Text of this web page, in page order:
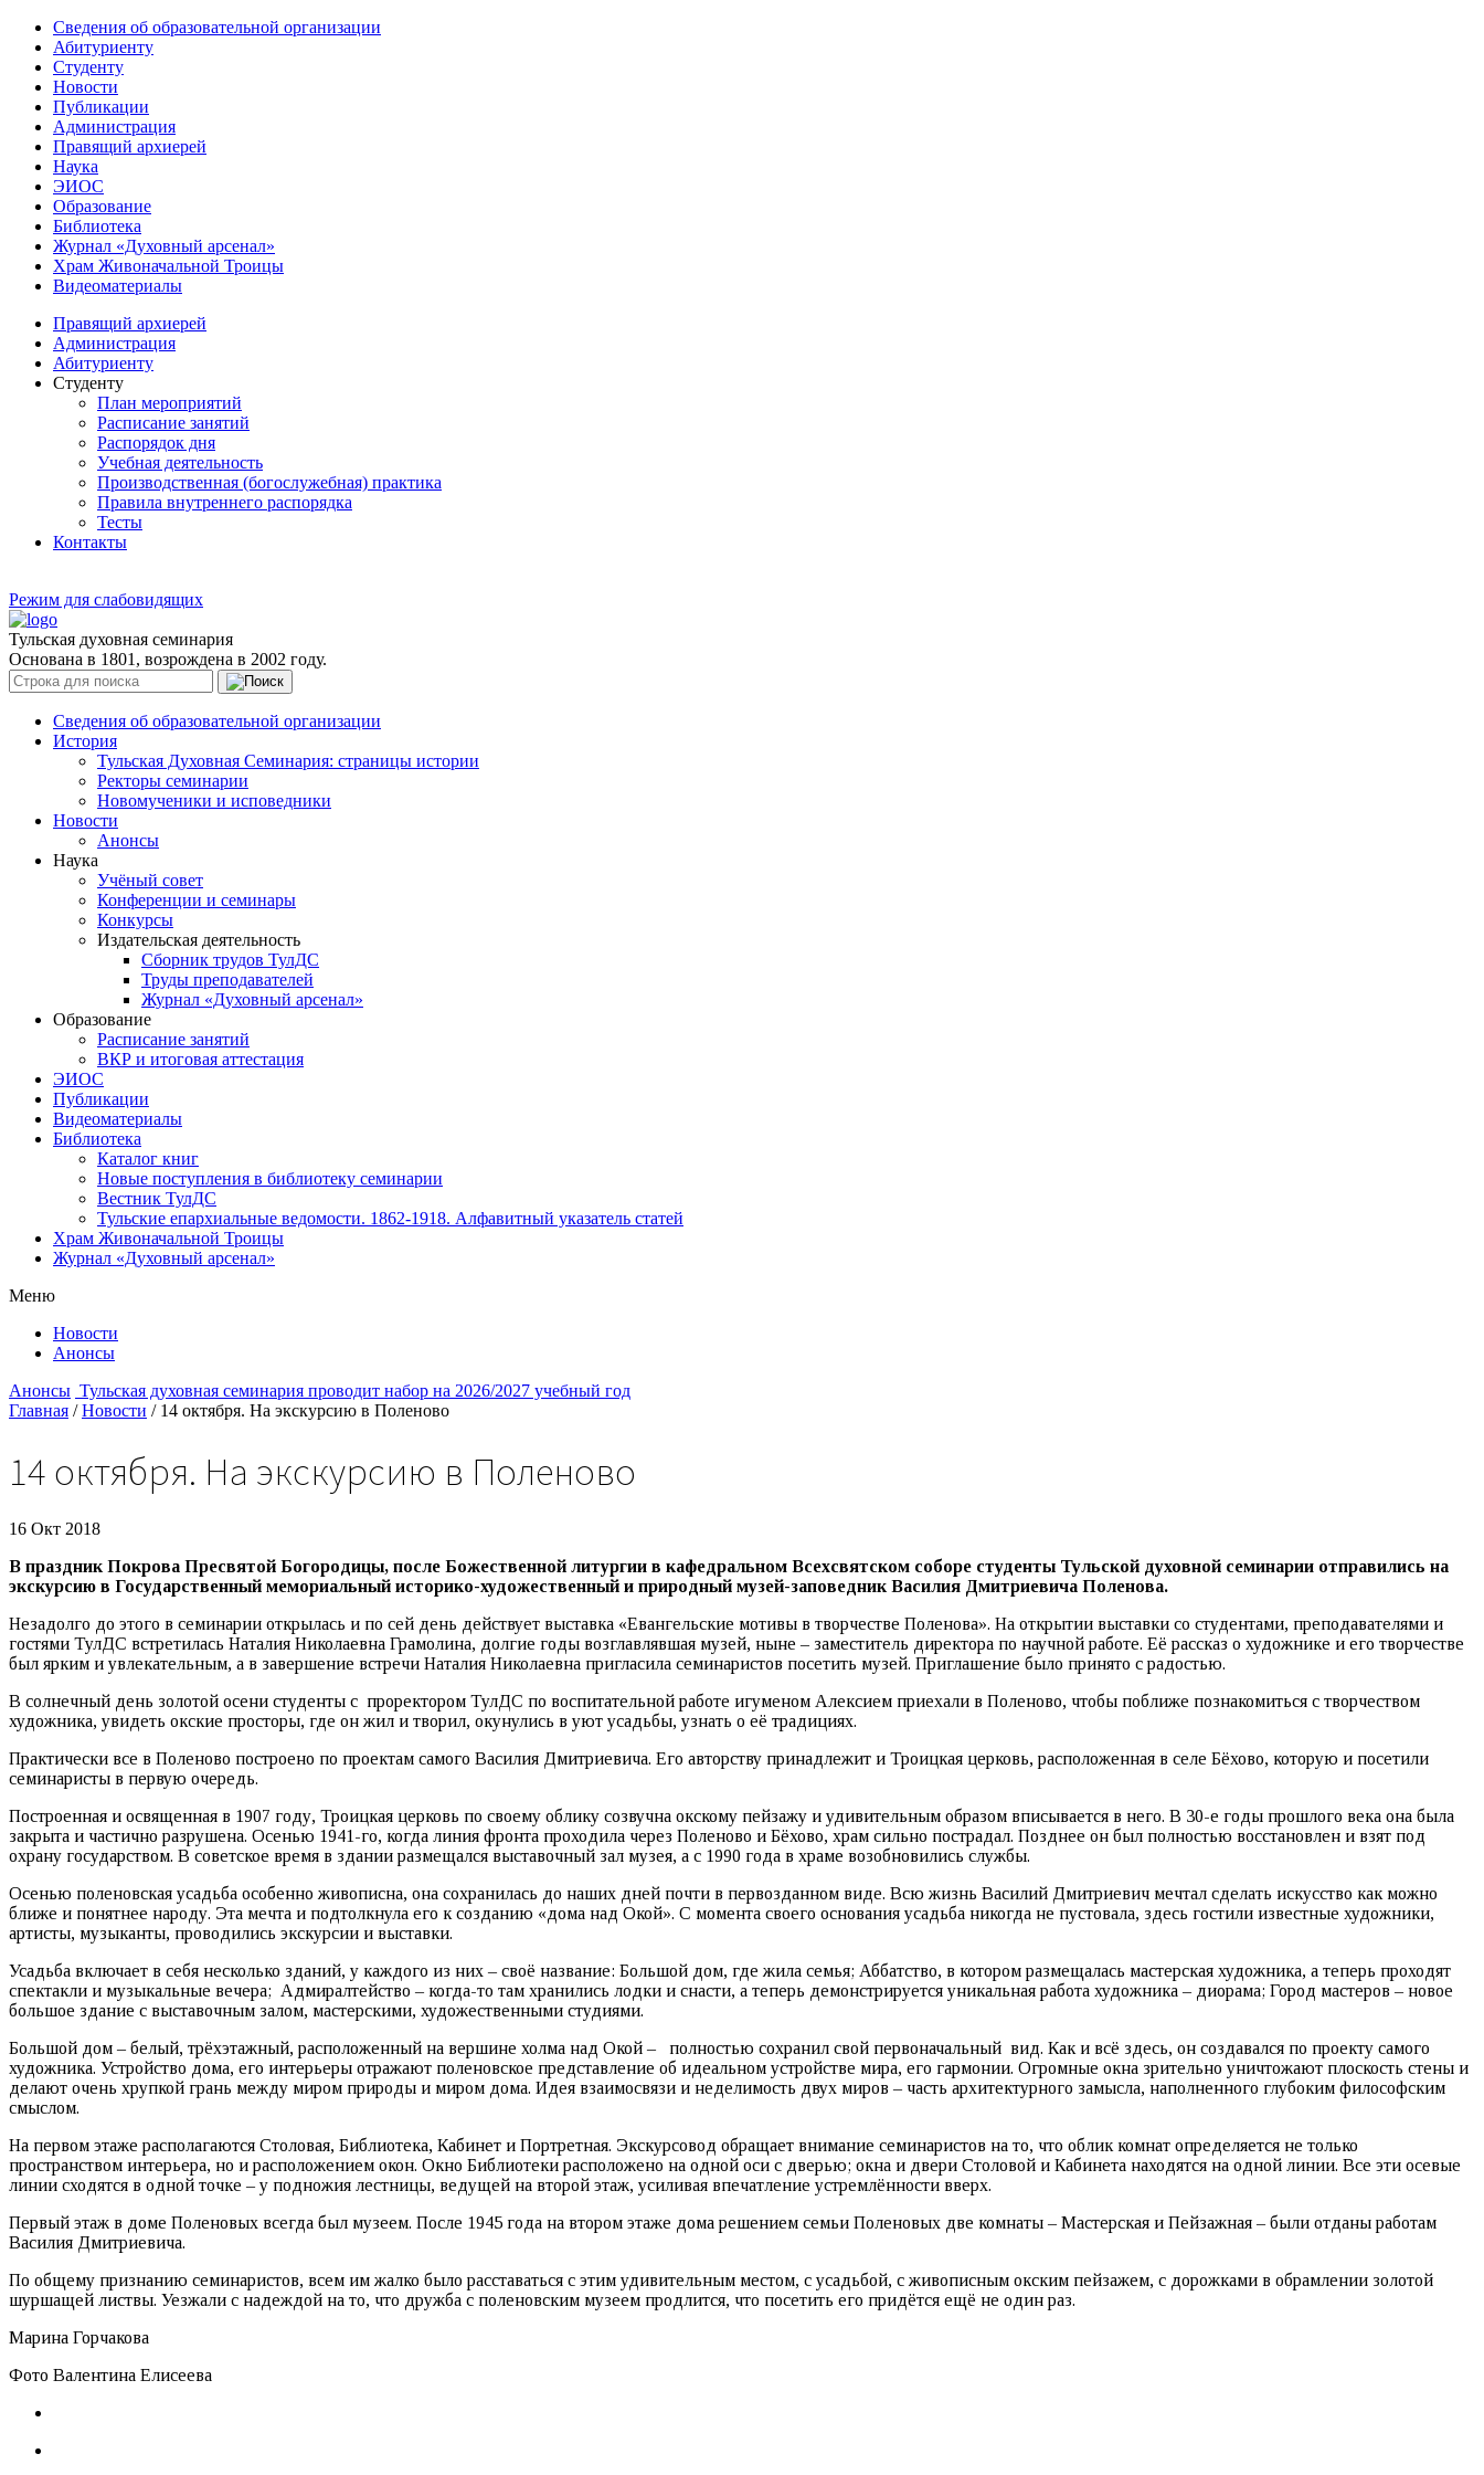
Сведения об образовательной организации
Абитуриенту
Студенту
Новости
Публикации
Администрация
Правящий архиерей
Наука
ЭИОС
Образование
Библиотека
Журнал «Духовный арсенал»
Храм Живоначальной Троицы
Видеоматериалы
Правящий архиерей
Администрация
Абитуриенту
Студенту
План мероприятий
Расписание занятий
Распорядок дня
Учебная деятельность
Производственная (богослужебная) практика
Правила внутреннего распорядка
Тесты
Контакты
Режим для слабовидящих
Тульская духовная семинария
Основана в 1801, возрождена в 2002 году.
Сведения об образовательной организации
История
Тульская Духовная Семинария: страницы истории
Ректоры семинарии
Новомученики и исповедники
Новости
Анонсы
Наука
Учёный совет
Конференции и семинары
Конкурсы
Издательская деятельность
Сборник трудов ТулДС
Труды преподавателей
Журнал «Духовный арсенал»
Образование
Расписание занятий
ВКР и итоговая аттестация
ЭИОС
Публикации
Видеоматериалы
Библиотека
Каталог книг
Новые поступления в библиотеку семинарии
Вестник ТулДС
Тульские епархиальные ведомости. 1862-1918. Алфавитный указатель статей
Храм Живоначальной Троицы
Журнал «Духовный арсенал»
Меню
Новости
Анонсы
Анонсы Тульская духовная семинария проводит набор на 2026/2027 учебный год
Главная / Новости / 14 октября. На экскурсию в Поленово
14 октября. На экскурсию в Поленово
16 Окт 2018
В праздник Покрова Пресвятой Богородицы, после Божественной литургии в кафедральном Всехсвятском соборе студенты Тульской духовной семинарии отправились на
экскурсию в Государственный мемориальный историко-художественный и природный музей-заповедник Василия Дмитриевича Поленова.
Незадолго до этого в семинарии открылась и по сей день действует выставка «Евангельские мотивы в творчестве Поленова». На открытии выставки со студентами, преподавателями и
гостями ТулДС встретилась Наталия Николаевна Грамолина, долгие годы возглавлявшая музей, ныне – заместитель директора по научной работе. Её рассказ о художнике и его творчестве
был ярким и увлекательным, а в завершение встречи Наталия Николаевна пригласила семинаристов посетить музей. Приглашение было принято с радостью.
В солнечный день золотой осени студенты с проректором ТулДС по воспитательной работе игуменом Алексием приехали в Поленово, чтобы поближе познакомиться с творчеством
художника, увидеть окские просторы, где он жил и творил, окунулись в уют усадьбы, узнать о её традициях.
Практически все в Поленово построено по проектам самого Василия Дмитриевича. Его авторству принадлежит и Троицкая церковь, расположенная в селе Бёхово, которую и посетили
семинаристы в первую очередь.
Построенная и освященная в 1907 году, Троицкая церковь по своему облику созвучна окскому пейзажу и удивительным образом вписывается в него. В 30-е годы прошлого века она была
закрыта и частично разрушена. Осенью 1941-го, когда линия фронта проходила через Поленово и Бёхово, храм сильно пострадал. Позднее он был полностью восстановлен и взят под
охрану государством. В советское время в здании размещался выставочный зал музея, а с 1990 года в храме возобновились службы.
Осенью поленовская усадьба особенно живописна, она сохранилась до наших дней почти в первозданном виде. Всю жизнь Василий Дмитриевич мечтал сделать искусство как можно
ближе и понятнее народу. Эта мечта и подтолкнула его к созданию «дома над Окой». С момента своего основания усадьба никогда не пустовала, здесь гостили известные художники,
артисты, музыканты, проводились экскурсии и выставки.
Усадьба включает в себя несколько зданий, у каждого из них – своё название: Большой дом, где жила семья; Аббатство, в котором размещалась мастерская художника, а теперь проходят
спектакли и музыкальные вечера; Адмиралтейство – когда-то там хранились лодки и снасти, а теперь демонстрируется уникальная работа художника – диорама; Город мастеров – новое
большое здание с выставочным залом, мастерскими, художественными студиями.
Большой дом – белый, трёхэтажный, расположенный на вершине холма над Окой – полностью сохранил свой первоначальный вид. Как и всё здесь, он создавался по проекту самого
художника. Устройство дома, его интерьеры отражают поленовское представление об идеальном устройстве мира, его гармонии. Огромные окна зрительно уничтожают плоскость стены и
делают очень хрупкой грань между миром природы и миром дома. Идея взаимосвязи и неделимость двух миров – часть архитектурного замысла, наполненного глубоким философским
смыслом.
На первом этаже располагаются Столовая, Библиотека, Кабинет и Портретная. Экскурсовод обращает внимание семинаристов на то, что облик комнат определяется не только
пространством интерьера, но и расположением окон. Окно Библиотеки расположено на одной оси с дверью; окна и двери Столовой и Кабинета находятся на одной линии. Все эти осевые
линии сходятся в одной точке – у подножия лестницы, ведущей на второй этаж, усиливая впечатление устремлённости вверх.
Первый этаж в доме Поленовых всегда был музеем. После 1945 года на втором этаже дома решением семьи Поленовых две комнаты – Мастерская и Пейзажная – были отданы работам
Василия Дмитриевича.
По общему признанию семинаристов, всем им жалко было расставаться с этим удивительным местом, с усадьбой, с живописным окским пейзажем, с дорожками в обрамлении золотой
шуршащей листвы. Уезжали с надеждой на то, что дружба с поленовским музеем продлится, что посетить его придётся ещё не один раз.
Марина Горчакова
Фото Валентина Елисеева